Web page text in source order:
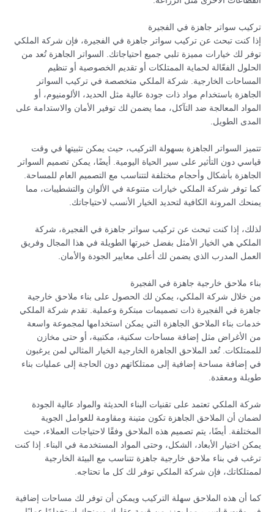
تركيب سواتر جاهزة في الفجيرة
إذا كنت تبحث عن تركيب سواتر جاهزة في الفجيرة، فإن شركة الملكي
توفر لك خيارات مميزة تلبي جميع احتياجاتك. السواتر الجاهزة تُعد من
الحلول الفعّالة لحماية الممتلكات أو تقديم الخصوصية أو تنظيم
المساحات الخارجية. شركة الملكي متخصصة في تركيب السواتر
الجاهزة باستخدام مواد ذات جودة عالية مثل الحديد، الألومنيوم، أو
المواد المعالجة ضد التآكل، مما يضمن لك توفير الأمان والاستدامة على
المدى الطويل.
تتميز السواتر الجاهزة بسهولة التركيب، حيث يمكن تثبيتها في وقت
قياسي دون التأثير على سير الحياة اليومية. أيضًا، يمكن تصميم السواتر
الجاهزة بأشكال وأحجام مختلفة لتتناسب مع التصميم العام للمساحة.
كما توفر شركة الملكي خيارات متنوعة في الألوان والتشطيبات، مما
يمنحك المرونة الكافية لتحديد الخيار الأنسب لاحتياجاتك.
لذلك، إذا كنت تبحث عن تركيب سواتر جاهزة في الفجيرة، شركة
الملكي هي الخيار الأمثل بفضل خبرتها الطويلة في هذا المجال وفريق
العمل المدرب الذي يضمن لك أعلى معايير الجودة والأمان.
بناء ملاحق خارجية جاهزة في الفجيرة
من خلال شركة الملكي، يمكن لك الحصول على بناء ملاحق خارجية
جاهزة في الفجيرة ذات تصميمات مبتكرة وعملية. تقدم شركة الملكي
خدمات بناء الملاحق الجاهزة التي يمكن استخدامها لمجموعة واسعة
من الأغراض مثل إضافة مساحات سكنية، مكتبية، أو حتى مخازن
للممتلكات. تُعد الملاحق الجاهزة الخارجية الخيار المثالي لمن يرغبون
في إضافة مساحة إضافية إلى ممتلكاتهم دون الحاجة إلى عمليات بناء
طويلة ومعقدة.
شركة الملكي تعتمد على تقنيات البناء الحديثة والمواد عالية الجودة
لضمان أن الملاحق الجاهزة تكون متينة ومقاومة للعوامل الجوية
المختلفة. أيضًا، يتم تصميم هذه الملاحق وفقًا لاحتياجات العملاء، حيث
يمكن اختيار الأبعاد، الشكل، وحتى المواد المستخدمة في البناء. إذا كنت
ترغب في بناء ملاحق خارجية جاهزة تتناسب مع البيئة الخارجية
لممتلكاتك، فإن شركة الملكي توفر لك كل ما تحتاجه.
كما أن هذه الملاحق سهلة التركيب ويمكن أن توفر لك مساحات إضافية